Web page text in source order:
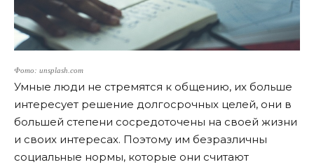
Фото: unsplash.com
Умные люди не стремятся к общению, их больше
интересует решение долгосрочных целей, они в
большей степени сосредоточены на своей жизни
и своих интересах. Поэтому им безразличны
социальные нормы, которые они считают